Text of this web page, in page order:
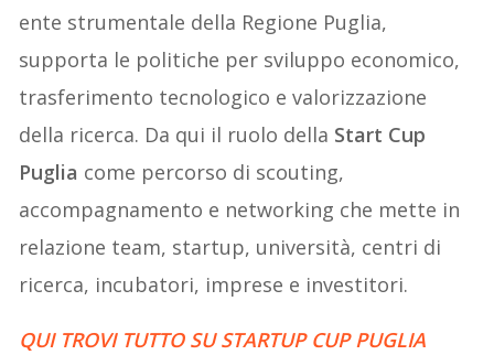
ente strumentale della Regione Puglia,
supporta le politiche per sviluppo economico,
trasferimento tecnologico e valorizzazione
della ricerca. Da qui il ruolo della Start Cup
Puglia come percorso di scouting,
accompagnamento e networking che mette in
relazione team, startup, università, centri di
ricerca, incubatori, imprese e investitori.
QUI TROVI TUTTO SU STARTUP CUP PUGLIA